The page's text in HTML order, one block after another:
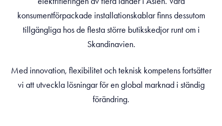
konsumentförpackade installationskablar finns dessutom
tillgängliga hos de flesta större butikskedjor runt om i
Skandinavien.
Med innovation, flexibilitet och teknisk kompetens fortsätter
vi att utveckla lösningar för en global marknad i ständig
förändring.